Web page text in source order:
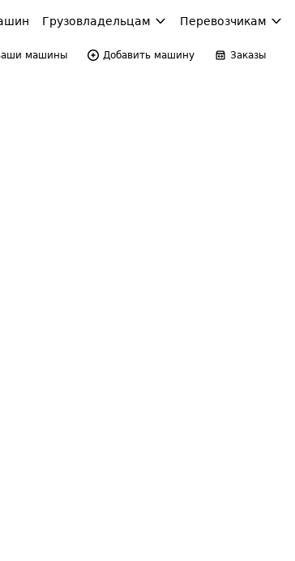
Грузовладельцам Перевозчикам
машины Добавить машину Заказы